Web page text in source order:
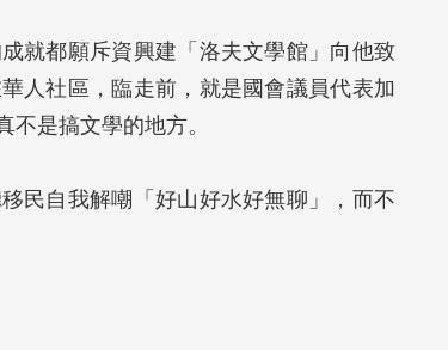
就都願斥資興建「洛夫文學館」向他致
人社區，臨走前，就是國會議員代表加
是搞文學的地方。
民自我解嘲「好山好水好無聊」，而不